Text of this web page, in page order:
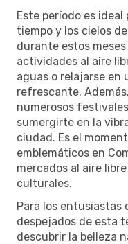
Este período es
tiempo y los cielos
durante estos
actividades al aire
aguas o relajarse en
refrescante.
numerosos
sumergirte en la
ciudad. Es el
emblemáticos en
mercados al aire
culturales.
Para los entusiastas
despejados de esta
descubrir la belleza